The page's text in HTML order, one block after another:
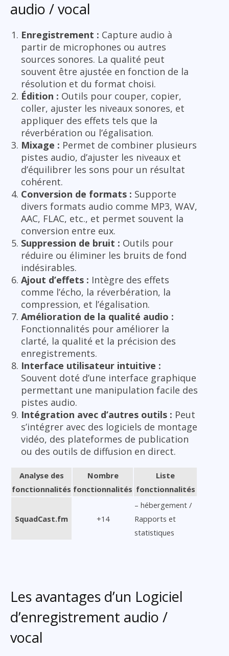
audio / vocal
Enregistrement : Capture audio à
partir de microphones ou autres
sources sonores. La qualité peut
souvent être ajustée en fonction de la
résolution et du format choisi.
Édition : Outils pour couper, copier,
coller, ajuster les niveaux sonores, et
appliquer des effets tels que la
réverbération ou l’égalisation.
Mixage : Permet de combiner plusieurs
pistes audio, d’ajuster les niveaux et
d’équilibrer les sons pour un résultat
cohérent.
Conversion de formats : Supporte
divers formats audio comme MP3, WAV,
AAC, FLAC, etc., et permet souvent la
conversion entre eux.
Suppression de bruit : Outils pour
réduire ou éliminer les bruits de fond
indésirables.
Ajout d’effets : Intègre des effets
comme l’écho, la réverbération, la
compression, et l’égalisation.
Amélioration de la qualité audio :
Fonctionnalités pour améliorer la
clarté, la qualité et la précision des
enregistrements.
Interface utilisateur intuitive :
Souvent doté d’une interface graphique
permettant une manipulation facile des
pistes audio.
Intégration avec d’autres outils : Peut
s’intégrer avec des logiciels de montage
vidéo, des plateformes de publication
ou des outils de diffusion en direct.
Analyse des
fonctionnalités
Nombre
fonctionnalités
Liste
fonctionnalités
SquadCast.fm +14
– hébergement /
Rapports et
statistiques
Les avantages d’un Logiciel
d’enregistrement audio /
vocal